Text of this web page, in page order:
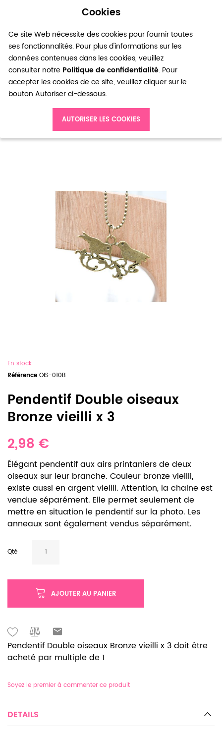
Cookies
Ce site Web nécessite des cookies pour fournir toutes
ses fonctionnalités. Pour plus d'informations sur les
données contenues dans les cookies, veuillez
consulter notre Politique de confidentialité. Pour
accepter les cookies de ce site, veuillez cliquer sur le
bouton Autoriser ci-dessous.
AUTORISER LES COOKIES
0
Pendentif Double oiseaux Bronze vieilli x 3
En stock
Référence OIS-010B
Pendentif Double oiseaux
Bronze vieilli x 3
2,98 €
Élégant pendentif aux airs printaniers de deux
oiseaux sur leur branche. Couleur bronze vieilli,
existe aussi en argent vieilli. Attention, la chaine est
vendue séparément. Elle permet seulement de
mettre en situation le pendentif sur la photo. Les
anneaux sont également vendus séparément.
Qté
AJOUTER AU PANIER
Pendentif Double oiseaux Bronze vieilli x 3 doit être
acheté par multiple de 1
Soyez le premier à commenter ce produit
DETAILS